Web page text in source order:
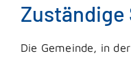
Zuständige
Die Gemeinde, in